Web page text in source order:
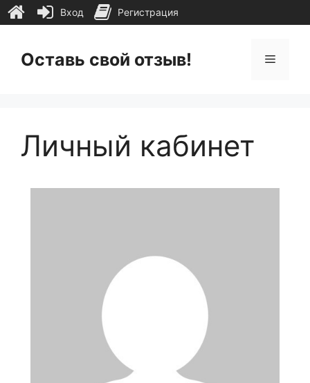
содержимому
Оставь свой отзыв! Меню
Личный кабинет
Вход Регистрация